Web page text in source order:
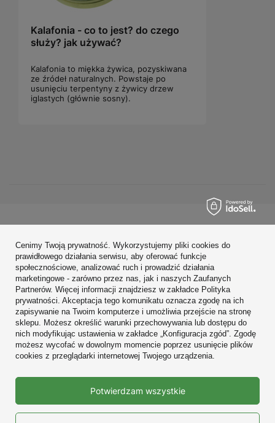
Kalafonia - co to jest? do czego
służy? jak używać?
Kalafonia to miękka żywica, pozyskiwana
ze źródeł naturalnych. Powstaje po
usunięciu terpentyny z żywicy drzew
iglastych (głównie sosny).
Konto
Regulaminy
Zobacz również
W sklepie prezentujemy ceny brutto (z VAT).
Cenimy Twoją prywatność. Wykorzystujemy pliki cookies do
prawidłowego działania serwisu, aby oferować funkcje
społecznościowe, analizować ruch i prowadzić działania
marketingowe - zarówno przez nas, jak i naszych Zaufanych
Partnerów. Więcej informacji znajdziesz w zakładce Polityka
prywatności. Akceptacja tego komunikatu oznacza zgodę na ich
zapisywanie na Twoim komputerze i umożliwia przejście na stronę
sklepu. Możesz określić warunki przechowywania lub dostępu do
nich modyfikując ustawienia w zakładce „Konfiguracja zgód”. Zgodę
możesz wycofać w dowolnym momencie poprzez usunięcie plików
cookies z przeglądarki internetowej Twojego urządzenia.
Potwierdzam wszystkie